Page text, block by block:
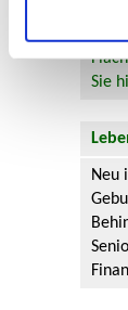
Sie
Neu